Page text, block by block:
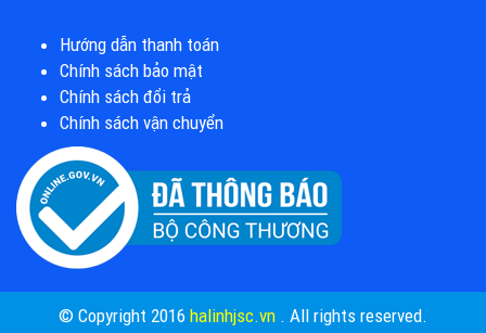
Hướng dẫn thanh toán
Chính sách bảo mật
Chính sách đổi trả
Chính sách vận chuyển
© Copyright 2016 halinhjsc.vn . All rights reserved.